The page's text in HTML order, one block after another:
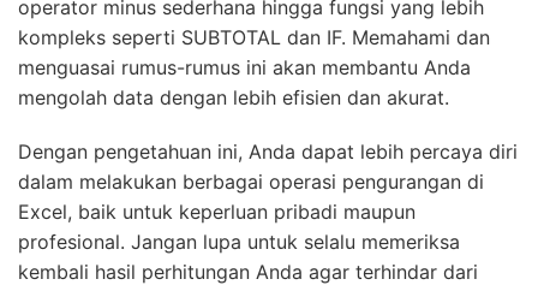
operator minus sederhana hingga fungsi yang lebih
kompleks seperti SUBTOTAL dan IF. Memahami dan
menguasai rumus-rumus ini akan membantu Anda
mengolah data dengan lebih efisien dan akurat.
Dengan pengetahuan ini, Anda dapat lebih percaya diri
dalam melakukan berbagai operasi pengurangan di
Excel, baik untuk keperluan pribadi maupun
profesional. Jangan lupa untuk selalu memeriksa
kembali hasil perhitungan Anda agar terhindar dari